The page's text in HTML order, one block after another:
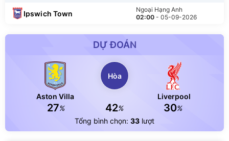
Ngoại Hạng Anh
02:00- 05-09-2026
Ipswich Town
DỰ ĐOÁN
Aston Villa
Hòa
Liverpool
27% 42% 30%
Tổng bình chọn: 33 lượt